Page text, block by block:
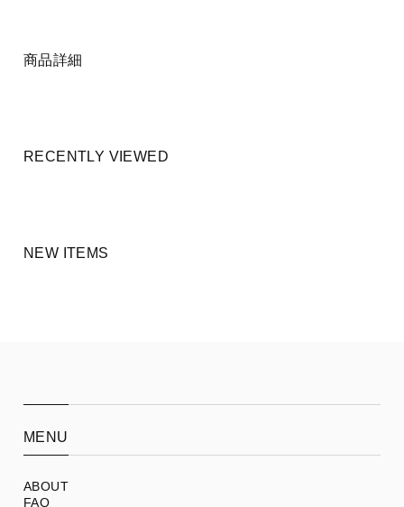
商品詳細
RECENTLY VIEWED
NEW ITEMS
MENU
ABOUT
FAQ